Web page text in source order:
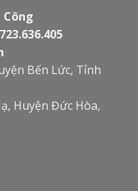
Công
Bến Lức, Tỉnh
Huyện Đức Hòa,